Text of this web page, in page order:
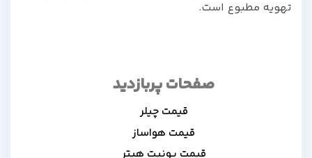
تهویه مطبوع است.
صفحات پربازدید
قیمت چیلر
قیمت هواساز
قیمت یونیت هیتر